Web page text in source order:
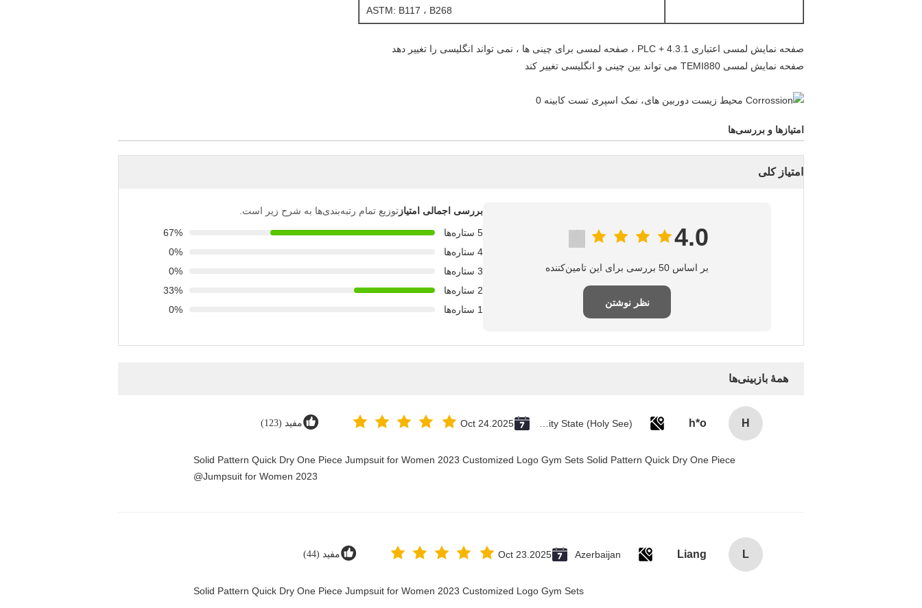
ASTM: B117 ، B268
صفحه نمایش لمسی اعتباری 1.PLC + 4.3 ، صفحه لمسی برای چینی ها ، نمی تواند انگلیسی را تغییر دهد
صفحه نمایش لمسی TEMI880 می تواند بین چینی و انگلیسی تغییر کند
امتیازها و بررسی‌ها
امتیاز کلی
4.0
بر اساس 50 بررسی برای این تامین‌کننده
نظر نوشتن
بررسی اجمالی امتیاز توزیع تمام رتبه‌بندی‌ها به شرح زیر است.
5 ستاره‌ها
67%
4 ستاره‌ها
0%
3 ستاره‌ها
0%
2 ستاره‌ها
33%
1 ستاره‌ها
0%
همهٔ بازبینی‌ها
H
h*o
Vatican City State (Holy See)
Oct 24.2025 مفید (123)
Solid Pattern Quick Dry One Piece Jumpsuit for Women 2023 Customized Logo Gym Sets Solid Pattern Quick Dry One Piece
Jumpsuit for Women 2023@
L
Liang
Azerbaijan
Oct 23.2025 مفید (44)
Solid Pattern Quick Dry One Piece Jumpsuit for Women 2023 Customized Logo Gym Sets